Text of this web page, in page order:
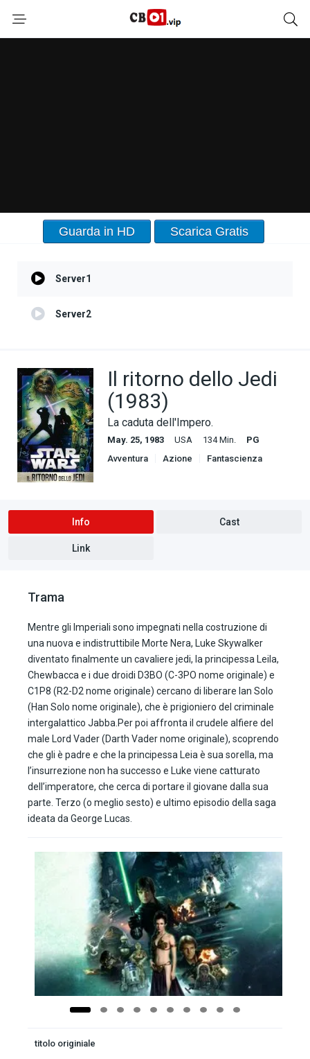
Guarda in HD Scarica Gratis
Server1
Server2
Il ritorno dello Jedi
(1983)
La caduta dell'Impero.
May. 25, 1983 USA 134 Min.
PG
Avventura
Azione Fantascienza
Info Cast
Link
Trama
Mentre gli Imperiali sono impegnati nella costruzione di
una nuova e indistruttibile Morte Nera, Luke Skywalker
diventato finalmente un cavaliere jedi, la principessa Leila,
Chewbacca e i due droidi D3BO (C-3PO nome originale) e
C1P8 (R2-D2 nome originale) cercano di liberare Ian Solo
(Han Solo nome originale), che è prigioniero del criminale
intergalattico Jabba.Per poi affronta il crudele alfiere del
male Lord Vader (Darth Vader nome originale), scoprendo
che gli è padre e che la principessa Leia è sua sorella, ma
l’insurrezione non ha successo e Luke viene catturato
dell’imperatore, che cerca di portare il giovane dalla sua
parte. Terzo (o meglio sesto) e ultimo episodio della saga
ideata da George Lucas.
titolo originiale